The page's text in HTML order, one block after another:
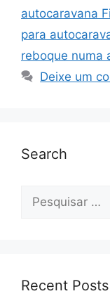
autocaravana
para
reboque numa
Deixe um
Search
por:
Recent Posts